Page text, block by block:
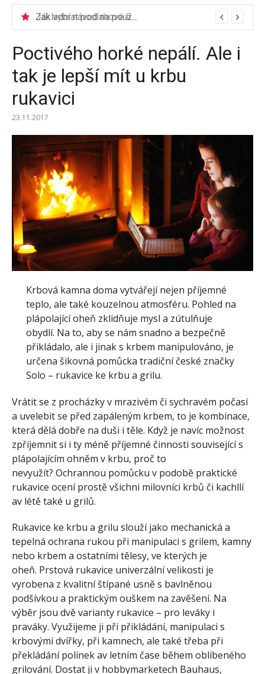
Základní návod na používání elektrické vrtačky
Jak vybrat podlahové lišty?
Poctivého horké nepálí. Ale i
tak je lepší mít u krbu
rukavici
23.11.2017
Krbová kamna doma vytvářejí nejen příjemné
teplo, ale také kouzelnou atmosféru. Pohled na
plápolající oheň zklidňuje mysl a zútulňuje
obydlí. Na to, aby se nám snadno a bezpečně
přikládalo, ale i jinak s krbem manipulováno, je
určena šikovná pomůcka tradiční české značky
Solo – rukavice ke krbu a grilu.
Vrátit se z procházky v mrazivém či sychravém počasí
a uvelebit se před zapáleným krbem, to je kombinace,
která dělá dobře na duši i těle. Když je navíc možnost
zpříjemnit si i ty méně příjemné činnosti související s
plápolajícím ohněm v krbu, proč to
nevyužít? Ochrannou pomůcku v podobě praktické
rukavice ocení prostě všichni milovníci krbů či kachllí
av létě také u grilů.
Rukavice ke krbu a grilu slouží jako mechanická a
tepelná ochrana rukou při manipulaci s grilem, kamny
nebo krbem a ostatními tělesy, ve kterých je
oheň. Prstová rukavice univerzální velikosti je
vyrobena z kvalitní štípané usně s bavlněnou
podšívkou a praktickým ouškem na zavěšení. Na
výběr jsou dvě varianty rukavice – pro leváky i
praváky. Využijeme ji při přikládání, manipulaci s
krbovými dvířky, při kamnech, ale také třeba při
překládání polínek av letním čase během oblíbeného
grilování. Dostat ji v hobbymarketech Bauhaus,